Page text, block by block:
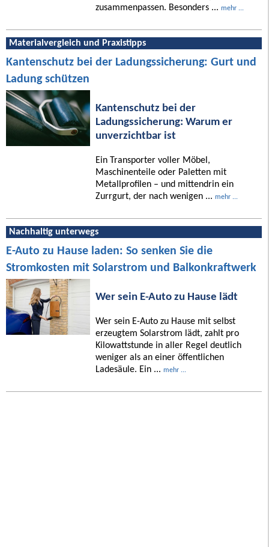
zusammenpassen. Besonders ... mehr ...
Materialvergleich und Praxistipps
Kantenschutz bei der Ladungssicherung: Gurt und
Ladung schützen
Kantenschutz bei der
Ladungssicherung: Warum er
unverzichtbar ist
Ein Transporter voller Möbel,
Maschinenteile oder Paletten mit
Metallprofilen – und mittendrin ein
Zurrgurt, der nach wenigen ... mehr ...
Nachhaltig unterwegs
E-Auto zu Hause laden: So senken Sie die
Stromkosten mit Solarstrom und Balkonkraftwerk
Wer sein E-Auto zu Hause lädt
Wer sein E-Auto zu Hause mit selbst
erzeugtem Solarstrom lädt, zahlt pro
Kilowattstunde in aller Regel deutlich
weniger als an einer öffentlichen
Ladesäule. Ein ... mehr ...